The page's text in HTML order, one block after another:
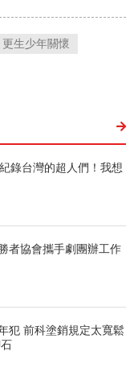
更生少年關懷
錄台灣的超人們！我想
者協會攜手劇團辦工作
犯 前科塗銷規定太寬鬆